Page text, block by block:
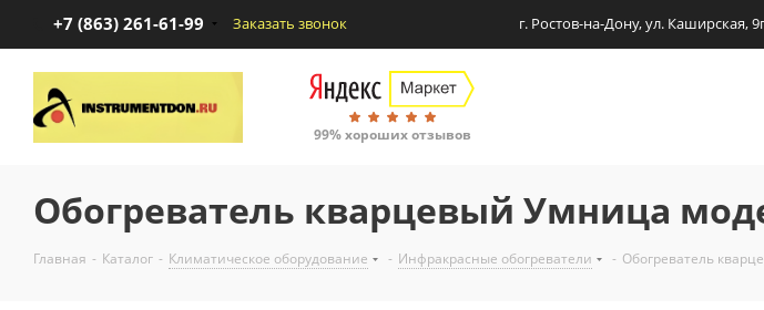
+7 (863) 261-61-99 Заказать звонок г. Ростов-на-Дону, ул. Каширская,
99% хороших отзывов
Обогреватель кварцевый Умница
Главная - Каталог - Климатическое оборудование - Инфракрасные обогреватели - Обогреватель